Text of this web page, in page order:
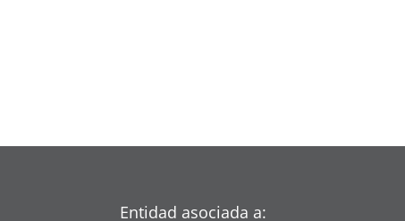
Entidad asociada a: